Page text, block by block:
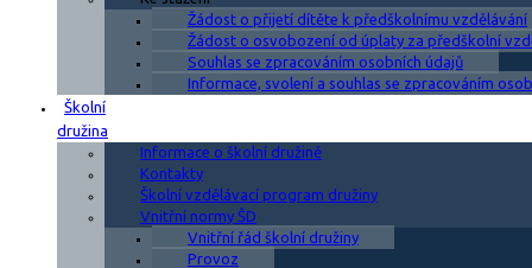
Žádost o přijetí dítěte k předškolnímu vzdělávání
Žádost o osvobození od úplaty za předškolní
Souhlas se zpracováním osobních údajů
Informace, svolení a souhlas se zpracováním
Školní
družina
Informace o školní družině
Kontakty
Školní vzdělávací program družiny
Vnitřní normy ŠD
Vnitřní řád školní družiny
Provoz